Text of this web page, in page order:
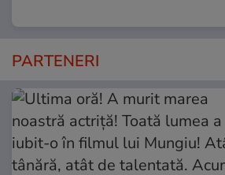
PARTENERI